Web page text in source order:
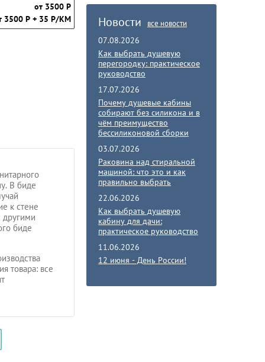
Новости все новости
07.08.2026
Как выбрать душевую
перегородку: практическое
руководство
17.07.2026
Почему душевые кабины
собирают без силикона и в
чём преимущество
бессиликоновой сборки
03.07.2026
Раковина над стиральной
машиной: что это и как
правильно выбрать
22.06.2026
Как выбрать душевую
кабину для дачи:
практическое руководство
11.06.2026
12 июня - День России!
от 3500 Р
3500 Р + 35 Р/КМ
В биде
к стене
другими
биде
товара: все